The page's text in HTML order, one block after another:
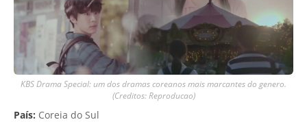
KBS Drama Special: um dos dramas coreanos mais marcantes do genero.
(Creditos: Reproducao)
País: Coreia do Sul